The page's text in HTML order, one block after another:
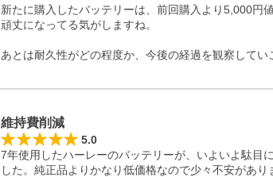
新たに購入したバッテリーは、前回購入より5,000円
頑丈になってる気がしますね。
あとは耐久性がどの程度か、今後の経過を観察してい
維持費削減
5.0
7年使用したハーレーのバッテリーが、いよいよ駄目
した。純正品よりかなり低価格なので少々不安があ